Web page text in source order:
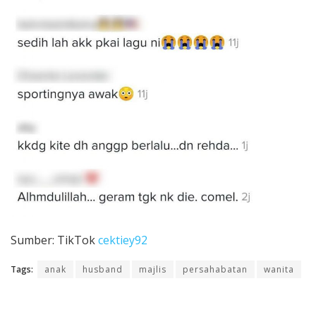
Sumber: TikTokcektiey92
Tags: anak husband majlis persahabatan wanita